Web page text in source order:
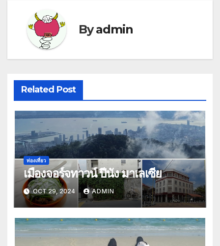
Byadmin
Related Post
ท่องเที่ยว
เมืองจอร์จทาวน์ ปีนัง มาเลเซีย
OCT 29, 2024 ADMIN